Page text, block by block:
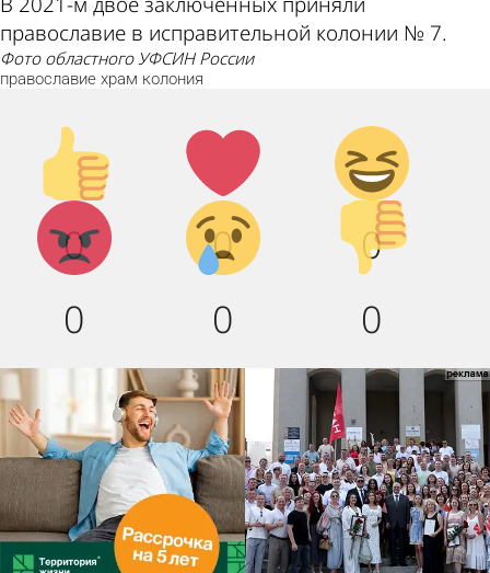
православие в исправительной колонии № 7.
фото областного УФСИН России
православие храм колония
Палец
вверх!
0
Лайк!
0
Дикий
смех!
0
Агрессия!
0
Грусть
:(
0
Палец
вниз!
0